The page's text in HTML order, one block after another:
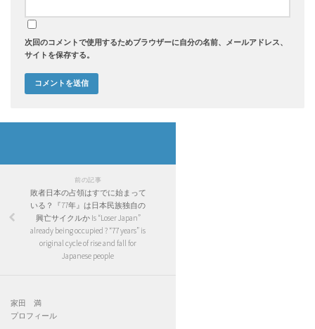
次回のコメントで使用するためブラウザーに自分の名前、メールアドレス、
サイトを保存する。
前の記事
敗者日本の占領はすでに始まって
いる？『77年』は日本民族独自の
興亡サイクルか Is “Loser Japan”
already being occupied ? “77 years” is
original cycle of rise and fall for
Japanese people
家田 満
プロフィール